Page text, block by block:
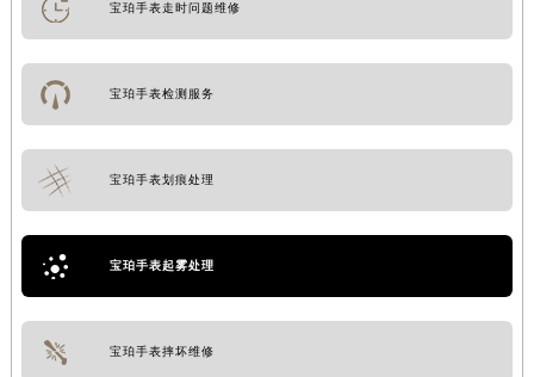
宝珀手表走时问题维修
宝珀手表检测服务
宝珀手表划痕处理
宝珀手表起雾处理
宝珀手表摔坏维修